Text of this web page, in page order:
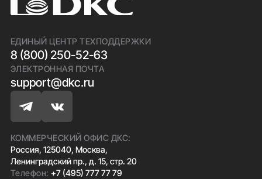
ЕДИНЫЙ ЦЕНТР ТЕХПОДДЕРЖКИ
8 (800) 250-52-63
ЭЛЕКТРОННАЯ ПОЧТА
support@dkc.ru
КОММЕРЧЕСКИЙ ОФИС ДКС:
Россия, 125040, Москва,
Ленинградский пр., д. 15, стр. 20
Телефон: +7 (495) 777 77 79